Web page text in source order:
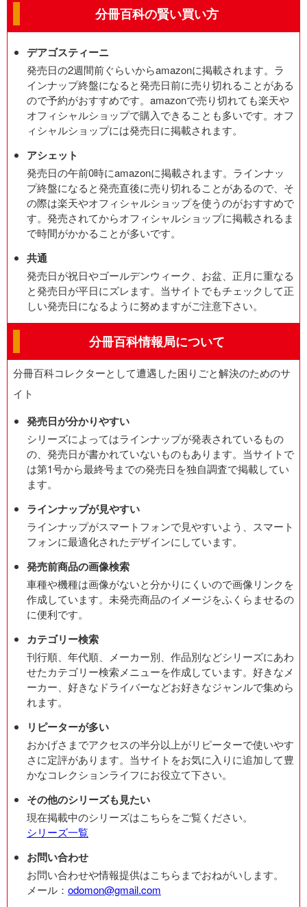
分冊百科の賢い買い方
デアゴスティーニ
発売日の2週間前ぐらいからamazonに掲載されます。ラ
インナップ終盤になると発売日前に売り切れることがある
ので予約がおすすめです。amazonで売り切れても楽天や
オフィシャルショップで購入できることも多いです。オフ
ィシャルショップには発売日に掲載されます。
アシェット
発売日の午前0時にamazonに掲載されます。ラインナッ
プ終盤になると発売直後に売り切れることがあるので、そ
の際は楽天やオフィシャルショップを使うのがおすすめで
す。発売されてからオフィシャルショップに掲載されるま
で時間がかかることが多いです。
共通
発売日が祝日やゴールデンウィーク、お盆、正月に重なる
と発売日が平日にズレます。当サイトでもチェックして正
しい発売日になるように努めますがご注意下さい。
分冊百科情報局について
分冊百科コレクターとして遭遇した困りごと解決のためのサ
イト
発売日が分かりやすい
シリーズによってはラインナップが発表されているもの
の、発売日が書かれていないものもあります。当サイトで
は第1号から最終号までの発売日を独自調査で掲載してい
ます。
ラインナップが見やすい
ラインナップがスマートフォンで見やすいよう、スマート
フォンに最適化されたデザインにしています。
発売前商品の画像検索
車種や機種は画像がないと分かりにくいので画像リンクを
作成しています。未発売商品のイメージをふくらませるの
に便利です。
カテゴリー検索
刊行順、年代順、メーカー別、作品別などシリーズにあわ
せたカテゴリー検索メニューを作成しています。好きなメ
ーカー、好きなドライバーなどお好きなジャンルで集めら
れます。
リピーターが多い
おかげさまでアクセスの半分以上がリピーターで使いやす
さに定評があります。当サイトをお気に入りに追加して豊
かなコレクションライフにお役立て下さい。
その他のシリーズも見たい
現在掲載中のシリーズはこちらをご覧ください。
シリーズ一覧
お問い合わせ
お問い合わせや情報提供はこちらまでおねがいします。
メール： odomon@gmail.com